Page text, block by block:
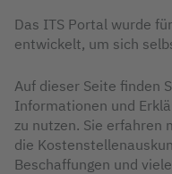
Das ITS Portal wurde
entwickelt, um sich
Auf dieser Seite finden
Informationen und
zu nutzen. Sie erfahren
die
Beschaffungen und